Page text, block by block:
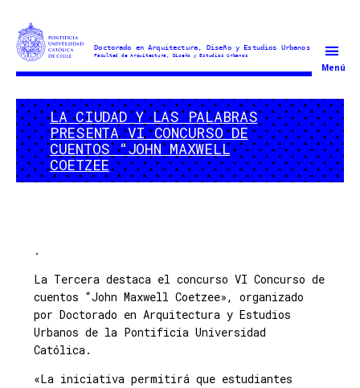
Doctorado
Arquitectura
y
Estudios
Urbanos
Menú
LA CIUDAD Y LAS PALABRAS
PRESENTA VI CONCURSO DE
CUENTOS “JOHN MAXWELL
COETZEE
.
La Tercera destaca el concurso VI Concurso de
cuentos “John Maxwell Coetzee», organizado
por Doctorado en Arquitectura y Estudios
Urbanos de la Pontificia Universidad
Católica.
«La iniciativa permitirá que estudiantes